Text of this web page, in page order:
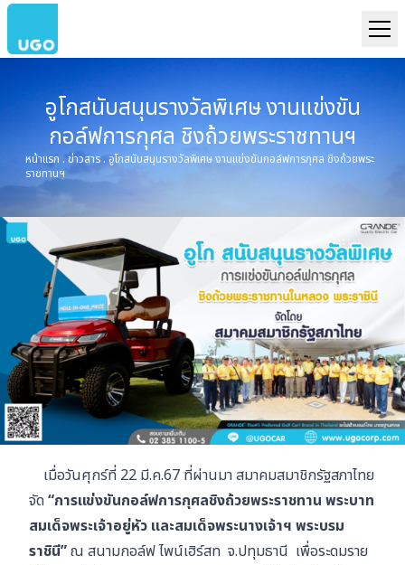
อูโกสนับสนุนรางวัลพิเศษ งานแข่งขัน
กอล์ฟการกุศล ชิงถ้วยพระราชทานฯ
หน้าแรก . ข่าวสาร . อูโกสนับสนุนรางวัลพิเศษ งานแข่งขันกอล์ฟการกุศล ชิงถ้วยพระ
ราชทานฯ
เมื่อวันศุกร์ที่ 22 มี.ค.67 ที่ผ่านมา สมาคมสมาชิกรัฐสภาไทย
จัด “การแข่งขันกอล์ฟการกุศลชิงถ้วยพระราชทาน พระบาท
สมเด็จพระเจ้าอยู่หัว และสมเด็จพระนางเจ้าฯ พระบรม
ราชินี”ณ สนามกอล์ฟ ไพน์เฮิร์สท จ.ปทุมธานี เพื่อระดมราย